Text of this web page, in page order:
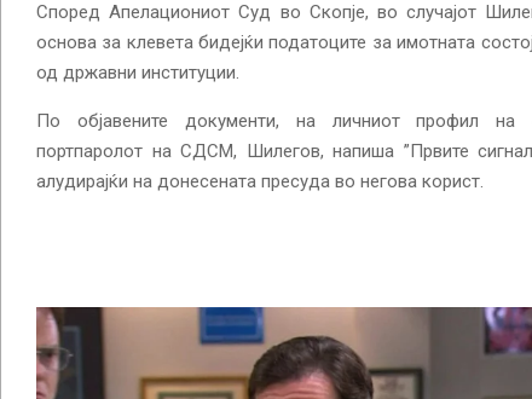
Според Апелациониот Суд во Скопје, во случајот
основа за клевета бидејќи податоците за имотната
од државни институции.
По објавените документи, на личниот профил на
портпаролот на СДСМ, Шилегов, напиша ”Првите
алудирајќи на донесената пресуда во негова корист.